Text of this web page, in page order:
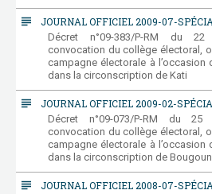
subject JOURNAL OFFICIEL 2009-07-
Décret n°09-383/P-RM du
convocation du collège électoral,
campagne électorale à l’occasion
dans la circonscription de Kati
subject JOURNAL OFFICIEL 2009-02-
Décret n°09-073/P-RM du
convocation du collège électoral,
campagne électorale à l’occasion
dans la circonscription de
subject JOURNAL OFFICIEL 2008-07-